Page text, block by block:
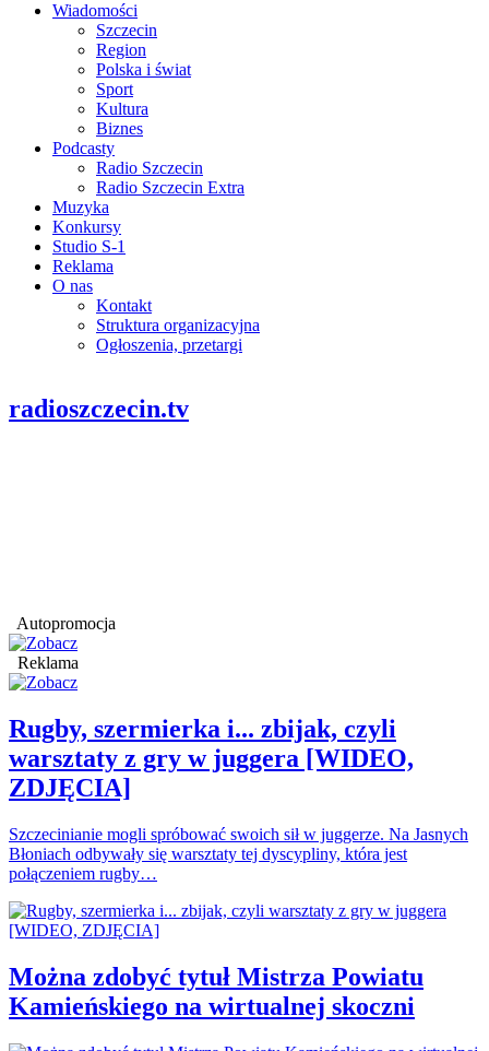
Wiadomości
Szczecin
Region
Polska i świat
Sport
Kultura
Biznes
Podcasty
Radio Szczecin
Radio Szczecin Extra
Muzyka
Konkursy
Studio S-1
Reklama
O nas
Kontakt
Struktura organizacyjna
Ogłoszenia, przetargi
radioszczecin.tv
Autopromocja
Reklama
Rugby, szermierka i... zbijak, czyli
warsztaty z gry w juggera [WIDEO,
ZDJĘCIA]
Szczecinianie mogli spróbować swoich sił w juggerze. Na Jasnych
Błoniach odbywały się warsztaty tej dyscypliny, która jest
połączeniem rugby…
Można zdobyć tytuł Mistrza Powiatu
Kamieńskiego na wirtualnej skoczni